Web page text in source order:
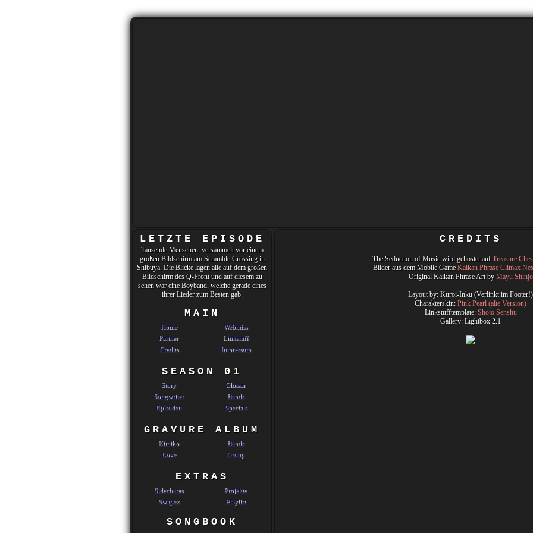
LETZTE EPISODE
Tausende Menschen, versammelt vor einem
großen Bildschirm am Scramble Crossing in
Shibuya. Die Blicke lagen alle auf dem großen
Bildschirm des Q-Front und auf diesem zu
sehen war eine Boyband, welche gerade eines
ihrer Lieder zum Besten gab.
MAIN
Home
Partner
Credits
Webmiss
Linkstuff
Impressum
SEASON 01
Story
Songwriter
Episoden
Glossar
Bands
Specials
GRAVURE ALBUM
Kimiko
Love
Bands
Group
EXTRAS
Sidecharas
Swapex
Projekte
Playlist
SONGBOOK
CREDITS
The Seduction of Music wird gehostet auf Treasure
Bilder aus dem Mobile Game Kaikan Phrase Climax
Original Kaikan Phrase Art by Mayu Shinjo
Layout by: Kuroi-Inku (Verlinkt im Footer!)
Charakterskin: Pink Pearl (alte Version)
Linkstufftemplate: Shojo Senshu
Gallery: Lightbox 2.1